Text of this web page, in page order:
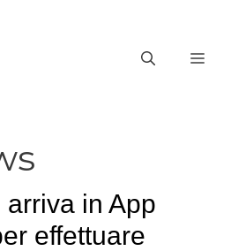
in App
effettuare